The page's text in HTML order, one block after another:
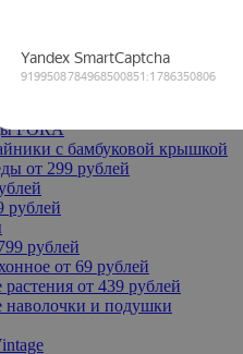
доставкой
-50%
FORA
с бамбуковой крышкой
от 299 рублей
рублей
рублей
от 69 рублей
от 439 рублей
наволочки и подушки